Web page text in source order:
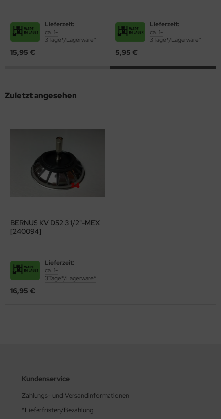
Lieferzeit:
ca. 1-
3Tage*/Lagerware*
15,95 €
Lieferzeit:
ca. 1-
3Tage*/Lagerware*
5,95 €
Zuletzt angesehen
BERNUS KV D52 3 1/2"-MEX
[240094]
Lieferzeit:
ca. 1-
3Tage*/Lagerware*
16,95 €
Kundenservice
Zahlungs- und Versandinformationen
*Lieferfristen/Bezahlung